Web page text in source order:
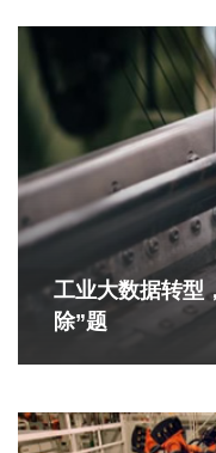
工业大数据转型
除”题